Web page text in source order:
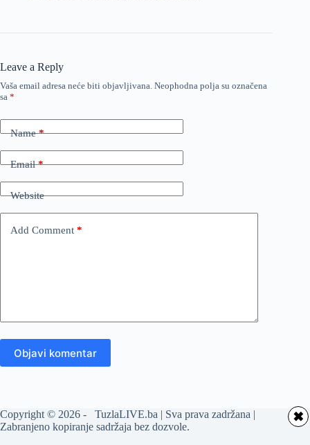
Leave a Reply
Vaša email adresa neće biti objavljivana. Neophodna polja su označena
sa *
Name*
Email*
Website
Add Comment *
Objavi komentar
Copyright © 2026 - TuzlaLIVE.ba | Sva prava zadržana |
Zabranjeno kopiranje sadržaja bez dozvole.
✖